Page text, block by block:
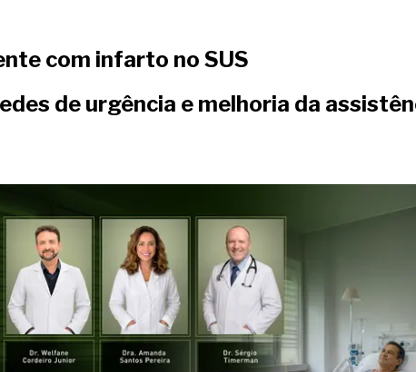
com infarto no SUS
de urgência e melhoria da